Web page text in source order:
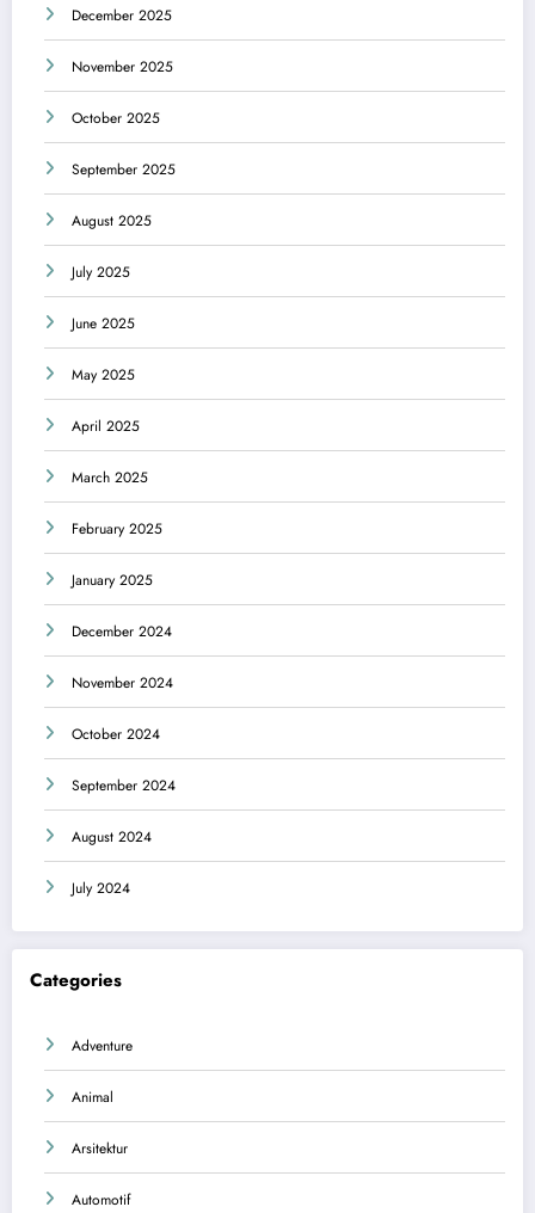
December 2025
November 2025
October 2025
September 2025
August 2025
July 2025
June 2025
May 2025
April 2025
March 2025
February 2025
January 2025
December 2024
November 2024
October 2024
September 2024
August 2024
July 2024
Categories
Adventure
Animal
Arsitektur
Automotif